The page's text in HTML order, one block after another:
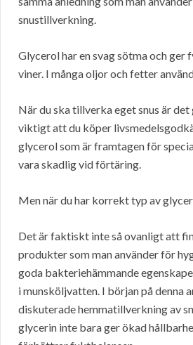
snustillverkning.
Glycerol har en svag sötma och ger
viner. I många oljor och fetter
När du ska tillverka eget snus är
viktigt att du köper
glycerol som är framtagen för
vara skadlig vid förtäring.
Men när du har korrekt typ av
Det är faktiskt inte så ovanligt att
produkter som man använder för
goda bakteriehämmande
i munsköljvatten. I början på denna
diskuterade hemmatillverkning av
glycerin inte bara ger ökad